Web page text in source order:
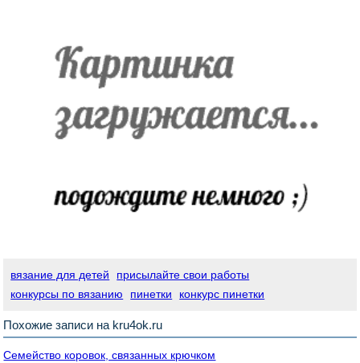
вязание для детей
присылайте свои работы
конкурсы по вязанию
пинетки конкурс пинетки
Похожие записи на kru4ok.ru
Семейство коровок, связанных крючком